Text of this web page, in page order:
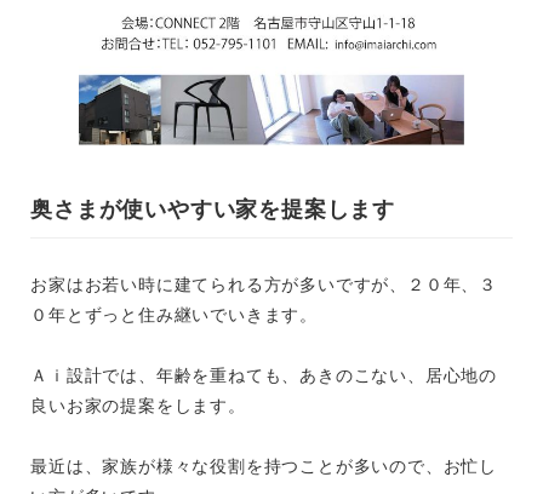
奥さまが使いやすい家を提案します
お家はお若い時に建てられる方が多いですが、２０年、３
０年とずっと住み継いでいきます。
Ａｉ設計では、年齢を重ねても、あきのこない、居心地の
良いお家の提案をします。
最近は、家族が様々な役割を持つことが多いので、お忙し